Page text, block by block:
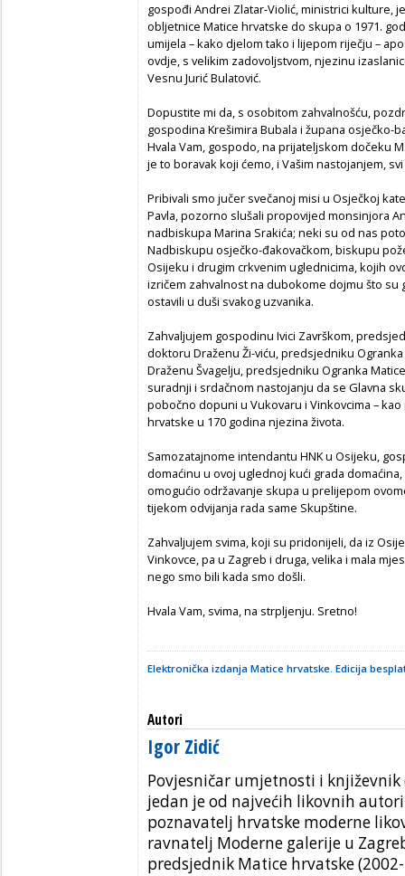
gospođi Andrei Zlatar-Violić, ministrici kulture,
obljetnice Matice hrvatske do skupa o 1971.
umijela – kako djelom tako i lijepom riječju –
ovdje, s velikim zadovoljstvom, njezinu
Vesnu Jurić Bulatović.
Dopustite mi da, s osobitom zahvalnošću,
gospodina Krešimira Bubala i župana osječko-
Hvala Vam, gospodo, na prijateljskom dočeku
je to boravak koji ćemo, i Vašim nastojanjem,
Pribivali smo jučer svečanoj misi u Osječkoj
Pavla, pozorno slušali propovijed monsinjora
nadbiskupa Marina Srakića; neki su od nas
Nadbiskupu osječko-đakovačkom, biskupu
Osijeku i drugim crkvenim uglednicima, kojih
izričem zahvalnost na dubokome dojmu što su
ostavili u duši svakog uzvanika.
Zahvaljujem gospodinu Ivici Završkom,
doktoru Draženu Ži-viću, predsjedniku
Draženu Švagelju, predsjedniku Ogranka
suradnji i srdačnom nastojanju da se Glavna
pobočno dopuni u Vukovaru i Vinkovcima –
hrvatske u 170 godina njezina života.
Samozatajnome intendantu HNK u Osijeku,
domaćinu u ovoj uglednoj kući grada
omogućio održavanje skupa u prelijepom
tijekom odvijanja rada same Skupštine.
Zahvaljujem svima, koji su pridonijeli, da iz
Vinkovce, pa u Zagreb i druga, velika i mala
nego smo bili kada smo došli.
Hvala Vam, svima, na strpljenju. Sretno!
Elektronička izdanja Matice hrvatske. Edicija
Autori
Igor Zidić
Povjesničar umjetnosti i književnik
jedan je od najvećih likovnih
poznavatelj hrvatske moderne
ravnatelj Moderne galerije u
predsjednik Matice hrvatske